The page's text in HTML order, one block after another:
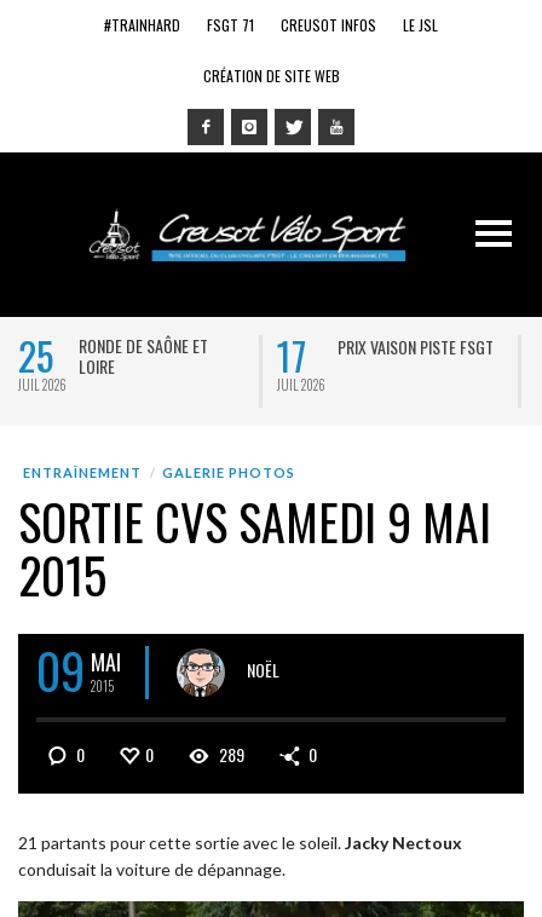
#TRAINHARD FSGT 71 CREUSOT INFOS LE JSL
CRÉATION DE SITE WEB
25
JUIL 2026
RONDE DE SAÔNE ET
LOIRE
17
JUIL 2026
PRIX VAISON PISTE FSGT
ENTRAÎNEMENT GALERIE PHOTOS
SORTIE CVS SAMEDI 9 MAI
2015
09 MAI
2015
NOËL
0 0 289 0
21 partants pour cette sortie avec le soleil.Jacky Nectoux
conduisait la voiture de dépannage.